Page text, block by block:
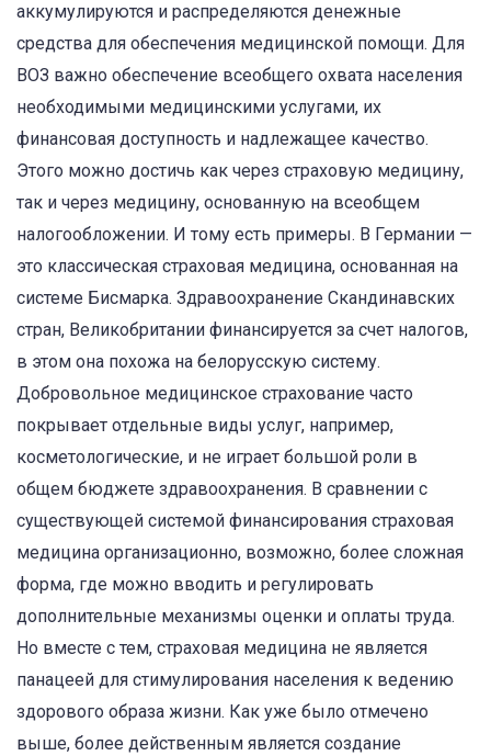
аккумулируются и распределяются денежные
средства для обеспечения медицинской помощи. Для
ВОЗ важно обеспечение всеобщего охвата населения
необходимыми медицинскими услугами, их
финансовая доступность и надлежащее качество.
Этого можно достичь как через страховую медицину,
так и через медицину, основанную на всеобщем
налогообложении. И тому есть примеры. В Германии —
это классическая страховая медицина, основанная на
системе Бисмарка. Здравоохранение Скандинавских
стран, Великобритании финансируется за счет налогов,
в этом она похожа на белорусскую систему.
Добровольное медицинское страхование часто
покрывает отдельные виды услуг, например,
косметологические, и не играет большой роли в
общем бюджете здравоохранения. В сравнении с
существующей системой финансирования страховая
медицина организационно, возможно, более сложная
форма, где можно вводить и регулировать
дополнительные механизмы оценки и оплаты труда.
Но вместе с тем, страховая медицина не является
панацеей для стимулирования населения к ведению
здорового образа жизни. Как уже было отмечено
выше, более действенным является создание